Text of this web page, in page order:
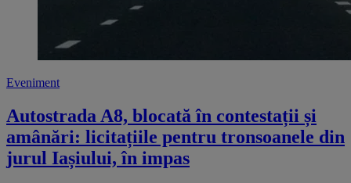
Eveniment
Autostrada A8, blocată în contestații și
amânări: licitațiile pentru tronsoanele din
jurul Iașiului, în impas